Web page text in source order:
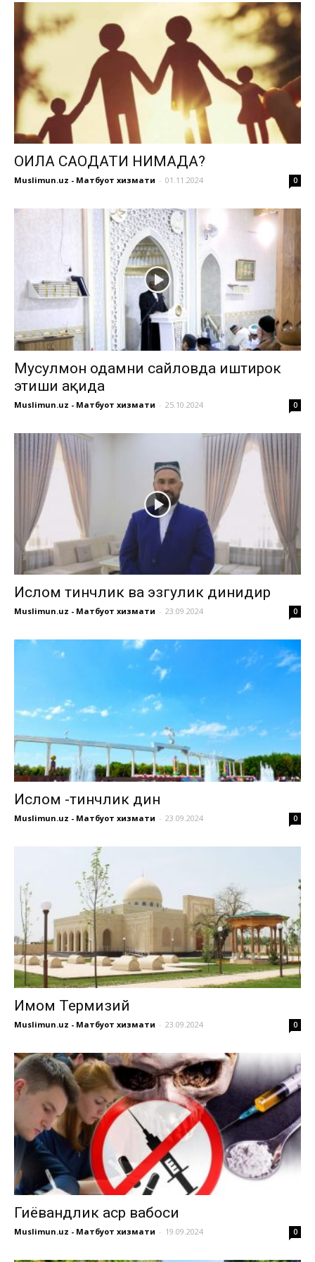
ОИЛА САОДАТИ НИМАДА?
Muslimun.uz - Матбуот хизмати - 01.11.2024 0
Мусулмон одамни сайловда иштирок
этиши ҳақида
Muslimun.uz - Матбуот хизмати - 25.10.2024 0
Ислом тинчлик ва эзгулик динидир
Muslimun.uz - Матбуот хизмати - 23.09.2024 0
Ислом -тинчлик дин
Muslimun.uz - Матбуот хизмати - 23.09.2024 0
Имом Термизий
Muslimun.uz - Матбуот хизмати - 23.09.2024 0
Гиёҳвандлик аср вабоси
Muslimun.uz - Матбуот хизмати - 19.09.2024 0